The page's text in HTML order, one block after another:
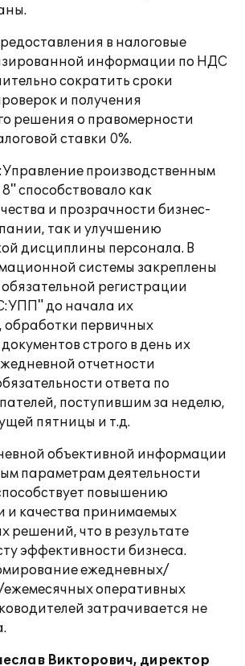
в налоговые
информации по НДС
сократить сроки
и получения
решения о правомерности
ставки 0%.
производственным
способствовало как
и прозрачности бизнес-
так и улучшению
дисциплины персонала. В
системы закреплены
регистрации
до начала их
обработки первичных
строго в день их
отчетности
ответа по
поступившим за неделю,
пятницы и т.д.
объективной информации
параметрам деятельности
повышению
и качества принимаемых
решений, что в результате
эффективности бизнеса.
ежедневных/
оперативных
затрачивается не
Викторович, директор